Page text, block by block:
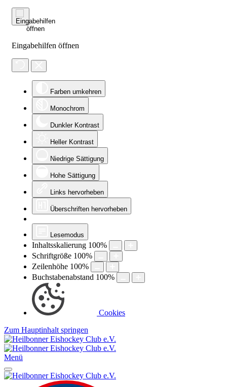
Eingabehilfen öffnen
Farben umkehren
Monochrom
Dunkler Kontrast
Heller Kontrast
Niedrige Sättigung
Hohe Sättigung
Links hervorheben
Überschriften hervorheben
Lesemodus
Inhaltsskalierung 100%
Schriftgröße 100%
Zeilenhöhe 100%
Buchstabenabstand 100%
Cookies
Zum Hauptinhalt springen
Menü